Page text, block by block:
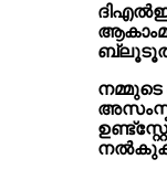
ദി
ആകാം
ഉണ്ട്